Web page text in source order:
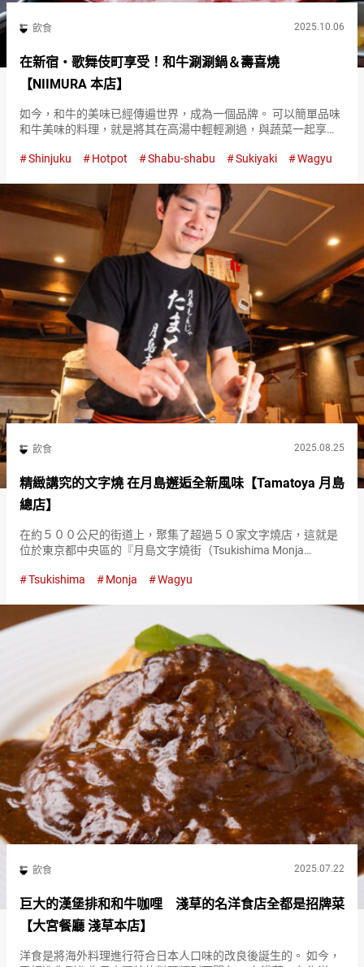
飲食 2025.10.06
在新宿・歌舞伎町享受！和牛涮涮鍋＆壽喜燒
【NIIMURA 本店】
如今，和牛的美味已經傳遍世界，成為一個品牌。 可以簡單品味
和牛美味的料理，就是將其在高湯中輕輕涮過，與蔬菜一起享用
的名店而聞名的『NIIMURA』。 自１９６１年在此地開店以來，
Shinjuku Hotpot Shabu-shabu Sukiyaki Wagyu
飲食 2025.08.25
精緻講究的文字燒 在月島邂逅全新風味【Tamatoya 月島
總店】
在約５００公尺的街道上，聚集了超過５０家文字燒店，這就是
位於東京都中央區的『月島文字燒街（Tsukishima Monja
品種，您可以在這裡遇見各式各樣的新舊文字燒。 使用新…
Tsukishima Monja Wagyu
飲食 2025.07.22
巨大的漢堡排和和牛咖哩 淺草的名洋食店全都是招牌菜
【大宮餐廳 淺草本店】
洋食是將海外料理進行符合日本人口味的改良後誕生的。 如今，